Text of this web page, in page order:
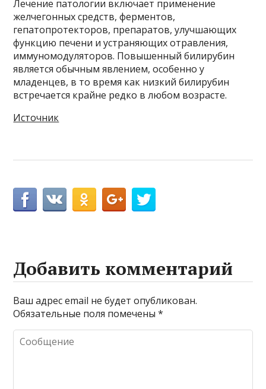
Лечение патологии включает применение
желчегонных средств, ферментов,
гепатопротекторов, препаратов, улучшающих
функцию печени и устраняющих отравления,
иммуномодуляторов. Повышенный билирубин
является обычным явлением, особенно у
младенцев, в то время как низкий билирубин
встречается крайне редко в любом возрасте.
Источник
Добавить комментарий
Ваш адрес email не будет опубликован.
Обязательные поля помечены*